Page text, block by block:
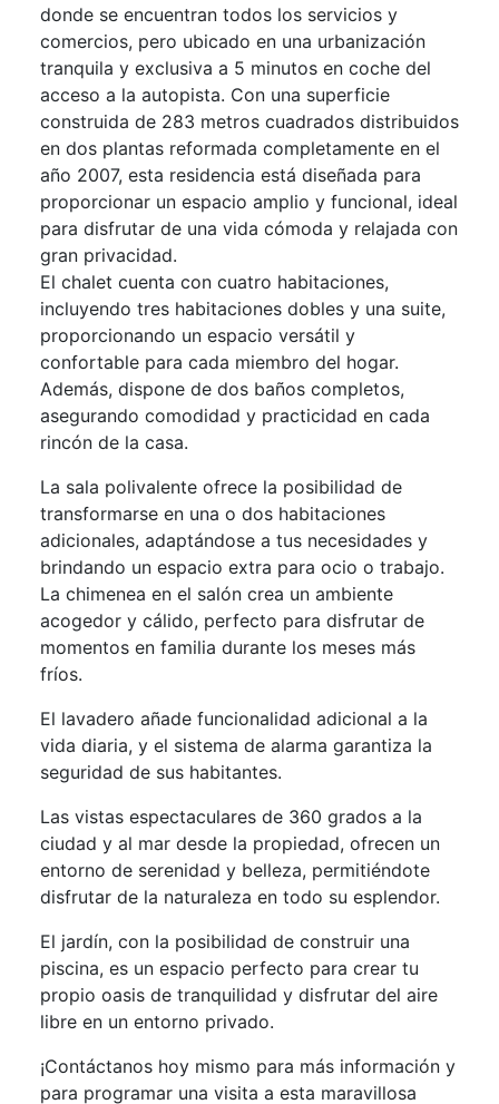
donde se encuentran todos los servicios y
comercios, pero ubicado en una urbanización
tranquila y exclusiva a 5 minutos en coche del
acceso a la autopista. Con una superficie
construida de 283 metros cuadrados distribuidos
en dos plantas reformada completamente en el
año 2007, esta residencia está diseñada para
proporcionar un espacio amplio y funcional, ideal
para disfrutar de una vida cómoda y relajada con
gran privacidad.
El chalet cuenta con cuatro habitaciones,
incluyendo tres habitaciones dobles y una suite,
proporcionando un espacio versátil y
confortable para cada miembro del hogar.
Además, dispone de dos baños completos,
asegurando comodidad y practicidad en cada
rincón de la casa.
La sala polivalente ofrece la posibilidad de
transformarse en una o dos habitaciones
adicionales, adaptándose a tus necesidades y
brindando un espacio extra para ocio o trabajo.
La chimenea en el salón crea un ambiente
acogedor y cálido, perfecto para disfrutar de
momentos en familia durante los meses más
fríos.
El lavadero añade funcionalidad adicional a la
vida diaria, y el sistema de alarma garantiza la
seguridad de sus habitantes.
Las vistas espectaculares de 360 grados a la
ciudad y al mar desde la propiedad, ofrecen un
entorno de serenidad y belleza, permitiéndote
disfrutar de la naturaleza en todo su esplendor.
El jardín, con la posibilidad de construir una
piscina, es un espacio perfecto para crear tu
propio oasis de tranquilidad y disfrutar del aire
libre en un entorno privado.
¡Contáctanos hoy mismo para más información y
para programar una visita a esta maravillosa